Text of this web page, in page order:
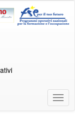
Menù